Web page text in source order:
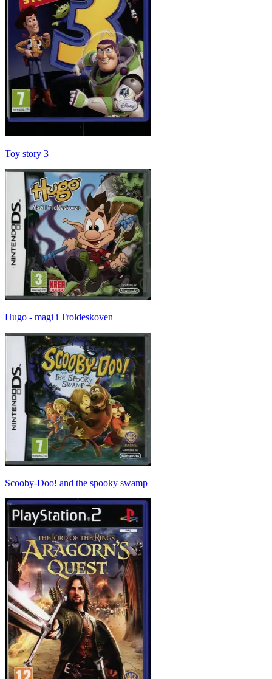
Toy story 3
Hugo - magi i Troldeskoven
Scooby-Doo! and the spooky swamp